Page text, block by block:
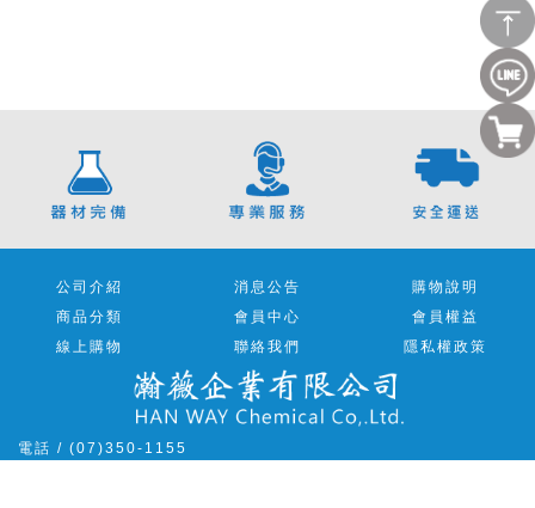
公司介紹 消息公告
購物說明
商品分類
會員中心
會員權益
線上購物
聯絡我們 隱私權政策
電話 / (07)350-1155